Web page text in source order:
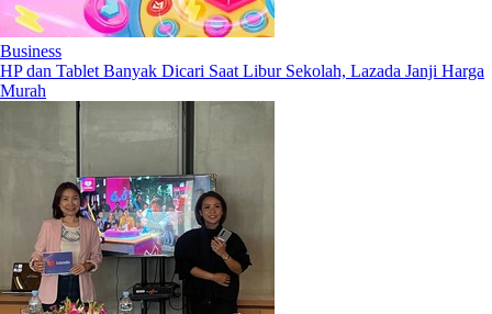
Business
HP dan Tablet Banyak Dicari Saat Libur Sekolah, Lazada Janji Harga
Murah